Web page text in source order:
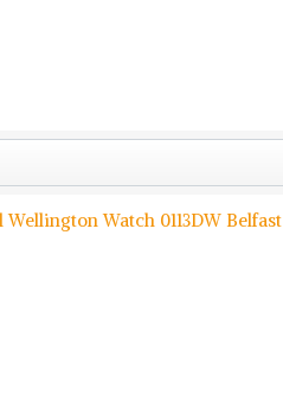
Wellington Watch 0113DW Belfast